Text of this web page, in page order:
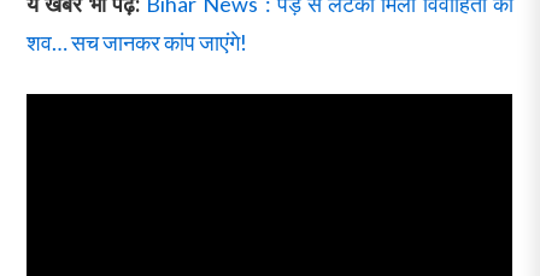
शव… सच जानकर कांप जाएंगे!